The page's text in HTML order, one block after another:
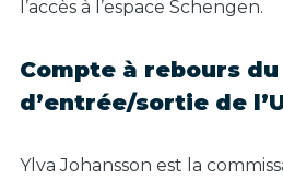
l’accès à l’espace Schengen.
Compte à rebours
d’entrée/sortie de
Ylva Johansson est la